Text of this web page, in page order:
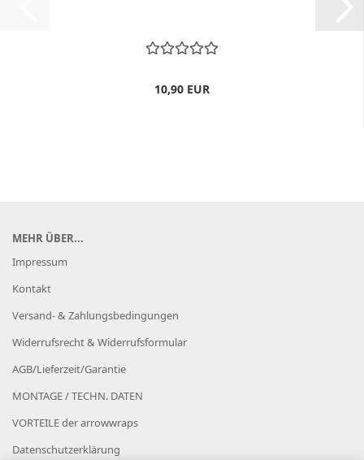
10,90 EUR
MEHR ÜBER...
Impressum
Kontakt
Versand- & Zahlungsbedingungen
Widerrufsrecht & Widerrufsformular
AGB/Lieferzeit/Garantie
MONTAGE / TECHN. DATEN
VORTEILE der arrowwraps
Datenschutzerklärung